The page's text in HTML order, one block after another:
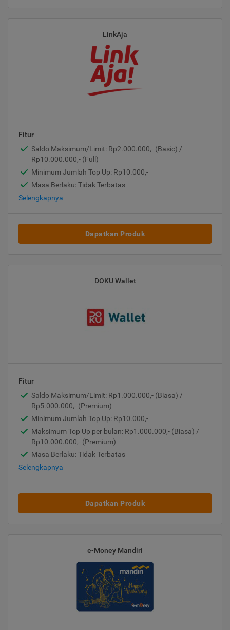
LinkAja
Fitur
Saldo Maksimum/Limit: Rp2.000.000,- (Basic) /
Rp10.000.000,- (Full)
Minimum Jumlah Top Up: Rp10.000,-
Masa Berlaku: Tidak Terbatas
Selengkapnya
Dapatkan Produk
DOKU Wallet
Fitur
Saldo Maksimum/Limit: Rp1.000.000,- (Biasa) /
Rp5.000.000,- (Premium)
Minimum Jumlah Top Up: Rp10.000,-
Maksimum Top Up per bulan: Rp1.000.000,- (Biasa) /
Rp10.000.000,- (Premium)
Masa Berlaku: Tidak Terbatas
Selengkapnya
Dapatkan Produk
e-Money Mandiri